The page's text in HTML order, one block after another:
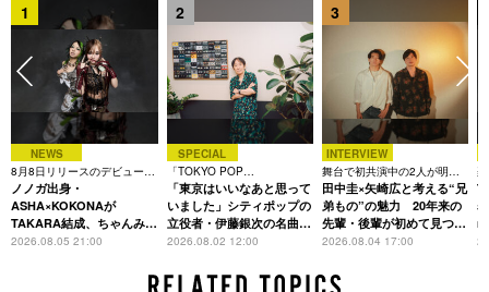
1
NEWS
8月8日リリースのデビュー曲
は「Time is money」
ノノガ出身・
ASHA×KOKONAが
TAKARA結成、ちゃんみな
主宰レーベル第2弾アーテ
2026.08.05 21:00
2
SPECIAL
「TOKYO POP
CHRONICLE」特集
「東京はいいなあと思って
いました」シティポップの
立役者・伊藤銀次の名曲回
想録
2026.08.02 12:00
3
INTERVIEW
舞台で初共演中の2人が明か
す、今の自分をつくる恩人の
存在
田中圭×矢崎広と考える“兄
弟もの”の魅力 20年来の
先輩・後輩が初めて見つけ
た互いの共通点とは
2026.08.04 17:00